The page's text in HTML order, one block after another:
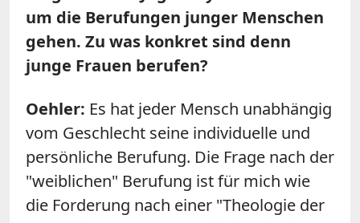
um die Berufungen junger Menschen
gehen. Zu was konkret sind denn
junge Frauen berufen?
Oehler: Es hat jeder Mensch unabhängig
vom Geschlecht seine individuelle und
persönliche Berufung. Die Frage nach der
"weiblichen" Berufung ist für mich wie
die Forderung nach einer "Theologie der